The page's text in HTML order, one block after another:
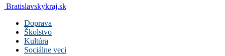
Bratislavskykraj.sk
Doprava
Školstvo
Kultúra
Sociálne veci